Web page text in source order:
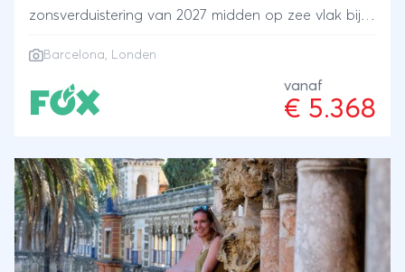
zonsverduistering van 2027 midden op zee vlak bij
natuurfenomeen. Het schip ligt een extra dag in de
havens van Londen en Barcelona om deze steden
te ontdekken.
Barcelona, Londen
vanaf
€ 5.368